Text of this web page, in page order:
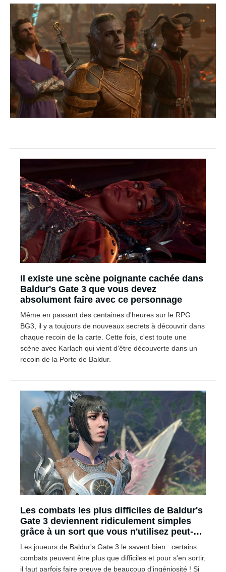
Il existe une scène poignante cachée dans
Baldur's Gate 3 que vous devez
absolument faire avec ce personnage
Même en passant des centaines d'heures sur le RPG
BG3, il y a toujours de nouveaux secrets à découvrir dans
chaque recoin de la carte. Cette fois, c'est toute une
scène avec Karlach qui vient d'être découverte dans un
recoin de la Porte de Baldur.
Les combats les plus difficiles de Baldur's
Gate 3 deviennent ridiculement simples
grâce à un sort que vous n'utilisez peut-
être pas
Les joueurs de Baldur's Gate 3 le savent bien : certains
combats peuvent être plus que difficiles et pour s'en sortir,
il faut parfois faire preuve de beaucoup d'ingéniosité ! Si